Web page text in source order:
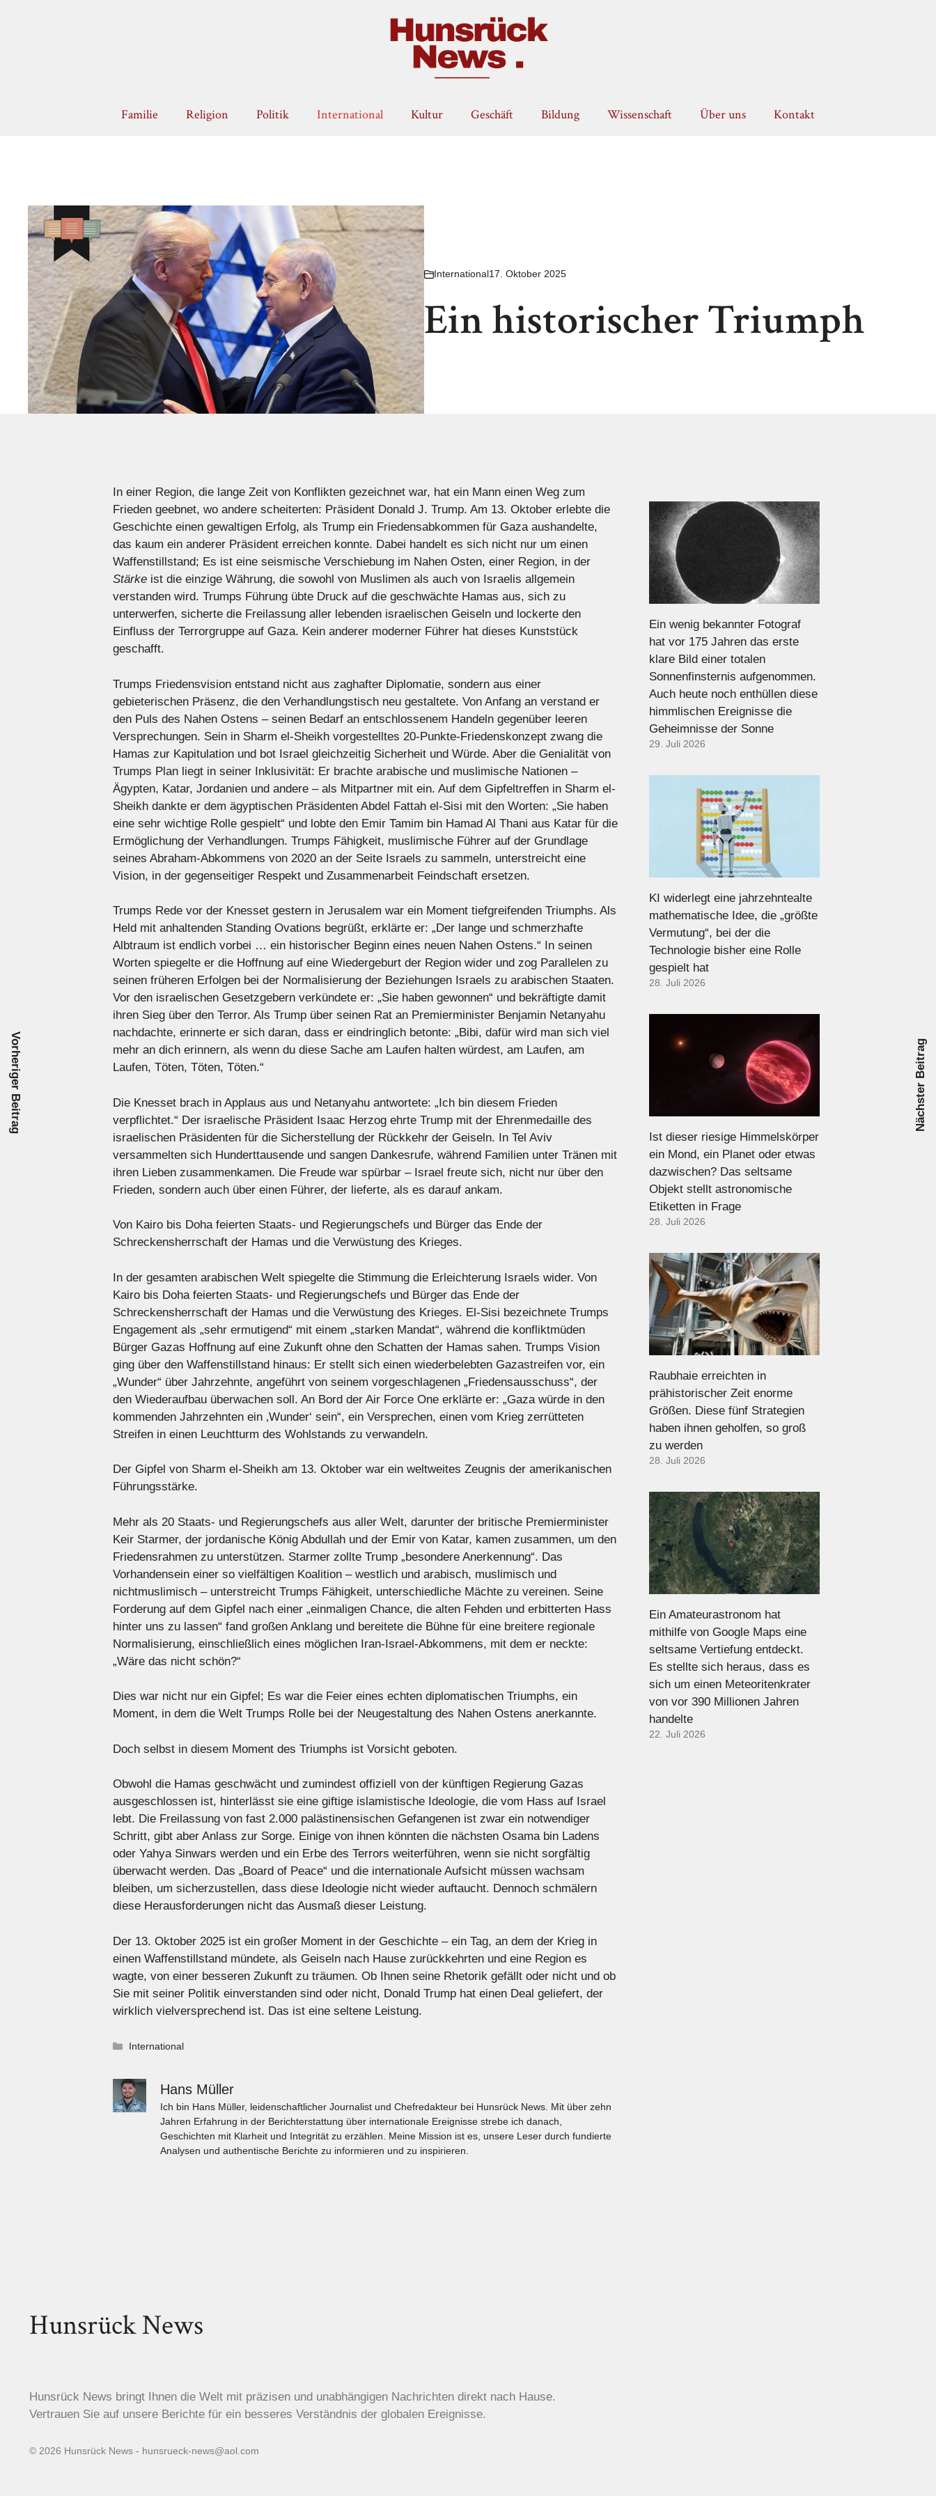
Familie Religion Politik International Kultur Geschäft Bildung Wissenschaft Über uns Kontakt
International17. Oktober 2025
Ein historischer Triumph
In einer Region, die lange Zeit von Konflikten gezeichnet war, hat ein Mann einen Weg zum
Frieden geebnet, wo andere scheiterten: Präsident Donald J. Trump. Am 13. Oktober erlebte die
Geschichte einen gewaltigen Erfolg, als Trump ein Friedensabkommen für Gaza aushandelte,
das kaum ein anderer Präsident erreichen konnte. Dabei handelt es sich nicht nur um einen
Waffenstillstand; Es ist eine seismische Verschiebung im Nahen Osten, einer Region, in der
Stärke ist die einzige Währung, die sowohl von Muslimen als auch von Israelis allgemein
verstanden wird. Trumps Führung übte Druck auf die geschwächte Hamas aus, sich zu
unterwerfen, sicherte die Freilassung aller lebenden israelischen Geiseln und lockerte den
Einfluss der Terrorgruppe auf Gaza. Kein anderer moderner Führer hat dieses Kunststück
geschafft.
Trumps Friedensvision entstand nicht aus zaghafter Diplomatie, sondern aus einer
gebieterischen Präsenz, die den Verhandlungstisch neu gestaltete. Von Anfang an verstand er
den Puls des Nahen Ostens – seinen Bedarf an entschlossenem Handeln gegenüber leeren
Versprechungen. Sein in Sharm el-Sheikh vorgestelltes 20-Punkte-Friedenskonzept zwang die
Hamas zur Kapitulation und bot Israel gleichzeitig Sicherheit und Würde. Aber die Genialität von
Trumps Plan liegt in seiner Inklusivität: Er brachte arabische und muslimische Nationen –
Ägypten, Katar, Jordanien und andere – als Mitpartner mit ein. Auf dem Gipfeltreffen in Sharm el-
Sheikh dankte er dem ägyptischen Präsidenten Abdel Fattah el-Sisi mit den Worten: „Sie haben
eine sehr wichtige Rolle gespielt“ und lobte den Emir Tamim bin Hamad Al Thani aus Katar für die
Ermöglichung der Verhandlungen. Trumps Fähigkeit, muslimische Führer auf der Grundlage
seines Abraham-Abkommens von 2020 an der Seite Israels zu sammeln, unterstreicht eine
Vision, in der gegenseitiger Respekt und Zusammenarbeit Feindschaft ersetzen.
Trumps Rede vor der Knesset gestern in Jerusalem war ein Moment tiefgreifenden Triumphs. Als
Held mit anhaltenden Standing Ovations begrüßt, erklärte er: „Der lange und schmerzhafte
Albtraum ist endlich vorbei … ein historischer Beginn eines neuen Nahen Ostens.“ In seinen
Worten spiegelte er die Hoffnung auf eine Wiedergeburt der Region wider und zog Parallelen zu
seinen früheren Erfolgen bei der Normalisierung der Beziehungen Israels zu arabischen Staaten.
Vor den israelischen Gesetzgebern verkündete er: „Sie haben gewonnen“ und bekräftigte damit
ihren Sieg über den Terror. Als Trump über seinen Rat an Premierminister Benjamin Netanyahu
nachdachte, erinnerte er sich daran, dass er eindringlich betonte: „Bibi, dafür wird man sich viel
mehr an dich erinnern, als wenn du diese Sache am Laufen halten würdest, am Laufen, am
Laufen, Töten, Töten, Töten.“
Die Knesset brach in Applaus aus und Netanyahu antwortete: „Ich bin diesem Frieden
verpflichtet.“ Der israelische Präsident Isaac Herzog ehrte Trump mit der Ehrenmedaille des
israelischen Präsidenten für die Sicherstellung der Rückkehr der Geiseln. In Tel Aviv
versammelten sich Hunderttausende und sangen Dankesrufe, während Familien unter Tränen mit
ihren Lieben zusammenkamen. Die Freude war spürbar – Israel freute sich, nicht nur über den
Frieden, sondern auch über einen Führer, der lieferte, als es darauf ankam.
Von Kairo bis Doha feierten Staats- und Regierungschefs und Bürger das Ende der
Schreckensherrschaft der Hamas und die Verwüstung des Krieges.
In der gesamten arabischen Welt spiegelte die Stimmung die Erleichterung Israels wider. Von
Kairo bis Doha feierten Staats- und Regierungschefs und Bürger das Ende der
Schreckensherrschaft der Hamas und die Verwüstung des Krieges. El-Sisi bezeichnete Trumps
Engagement als „sehr ermutigend“ mit einem „starken Mandat“, während die konfliktmüden
Bürger Gazas Hoffnung auf eine Zukunft ohne den Schatten der Hamas sahen. Trumps Vision
ging über den Waffenstillstand hinaus: Er stellt sich einen wiederbelebten Gazastreifen vor, ein
„Wunder“ über Jahrzehnte, angeführt von seinem vorgeschlagenen „Friedensausschuss“, der
den Wiederaufbau überwachen soll. An Bord der Air Force One erklärte er: „Gaza würde in den
kommenden Jahrzehnten ein ‚Wunder‘ sein“, ein Versprechen, einen vom Krieg zerrütteten
Streifen in einen Leuchtturm des Wohlstands zu verwandeln.
Der Gipfel von Sharm el-Sheikh am 13. Oktober war ein weltweites Zeugnis der amerikanischen
Führungsstärke.
Mehr als 20 Staats- und Regierungschefs aus aller Welt, darunter der britische Premierminister
Keir Starmer, der jordanische König Abdullah und der Emir von Katar, kamen zusammen, um den
Friedensrahmen zu unterstützen. Starmer zollte Trump „besondere Anerkennung“. Das
Vorhandensein einer so vielfältigen Koalition – westlich und arabisch, muslimisch und
nichtmuslimisch – unterstreicht Trumps Fähigkeit, unterschiedliche Mächte zu vereinen. Seine
Forderung auf dem Gipfel nach einer „einmaligen Chance, die alten Fehden und erbitterten Hass
hinter uns zu lassen“ fand großen Anklang und bereitete die Bühne für eine breitere regionale
Normalisierung, einschließlich eines möglichen Iran-Israel-Abkommens, mit dem er neckte:
„Wäre das nicht schön?“
Dies war nicht nur ein Gipfel; Es war die Feier eines echten diplomatischen Triumphs, ein
Moment, in dem die Welt Trumps Rolle bei der Neugestaltung des Nahen Ostens anerkannte.
Doch selbst in diesem Moment des Triumphs ist Vorsicht geboten.
Obwohl die Hamas geschwächt und zumindest offiziell von der künftigen Regierung Gazas
ausgeschlossen ist, hinterlässt sie eine giftige islamistische Ideologie, die vom Hass auf Israel
lebt. Die Freilassung von fast 2.000 palästinensischen Gefangenen ist zwar ein notwendiger
Schritt, gibt aber Anlass zur Sorge. Einige von ihnen könnten die nächsten Osama bin Ladens
oder Yahya Sinwars werden und ein Erbe des Terrors weiterführen, wenn sie nicht sorgfältig
überwacht werden. Das „Board of Peace“ und die internationale Aufsicht müssen wachsam
bleiben, um sicherzustellen, dass diese Ideologie nicht wieder auftaucht. Dennoch schmälern
diese Herausforderungen nicht das Ausmaß dieser Leistung.
Der 13. Oktober 2025 ist ein großer Moment in der Geschichte – ein Tag, an dem der Krieg in
einen Waffenstillstand mündete, als Geiseln nach Hause zurückkehrten und eine Region es
wagte, von einer besseren Zukunft zu träumen. Ob Ihnen seine Rhetorik gefällt oder nicht und ob
Sie mit seiner Politik einverstanden sind oder nicht, Donald Trump hat einen Deal geliefert, der
wirklich vielversprechend ist. Das ist eine seltene Leistung.
Kategorien
International
Hans Müller
Ich bin Hans Müller, leidenschaftlicher Journalist und Chefredakteur bei Hunsrück News. Mit über zehn
Jahren Erfahrung in der Berichterstattung über internationale Ereignisse strebe ich danach,
Geschichten mit Klarheit und Integrität zu erzählen. Meine Mission ist es, unsere Leser durch fundierte
Analysen und authentische Berichte zu informieren und zu inspirieren.
Vorheriger Beitrag Nächster Beitrag
Ein wenig bekannter Fotograf
hat vor 175 Jahren das erste
klare Bild einer totalen
Sonnenfinsternis aufgenommen.
Auch heute noch enthüllen diese
himmlischen Ereignisse die
Geheimnisse der Sonne
29. Juli 2026
KI widerlegt eine jahrzehntealte
mathematische Idee, die „größte
Vermutung“, bei der die
Technologie bisher eine Rolle
gespielt hat
28. Juli 2026
Ist dieser riesige Himmelskörper
ein Mond, ein Planet oder etwas
dazwischen? Das seltsame
Objekt stellt astronomische
Etiketten in Frage
28. Juli 2026
Raubhaie erreichten in
prähistorischer Zeit enorme
Größen. Diese fünf Strategien
haben ihnen geholfen, so groß
zu werden
28. Juli 2026
Ein Amateurastronom hat
mithilfe von Google Maps eine
seltsame Vertiefung entdeckt.
Es stellte sich heraus, dass es
sich um einen Meteoritenkrater
von vor 390 Millionen Jahren
handelte
22. Juli 2026
Hunsrück News
Hunsrück News bringt Ihnen die Welt mit präzisen und unabhängigen Nachrichten direkt nach Hause.
Vertrauen Sie auf unsere Berichte für ein besseres Verständnis der globalen Ereignisse.
© 2026 Hunsrück News - hunsrueck-news@aol.com